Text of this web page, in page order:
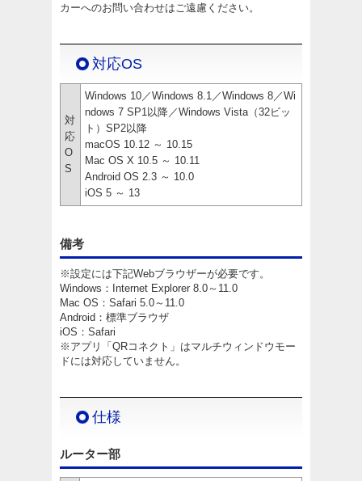
カーへのお問い合わせはご遠慮ください。
対応OS
対
応
O
S
Windows 10／Windows 8.1／Windows 8／Wi
ndows 7 SP1以降／Windows Vista（32ビッ
ト）SP2以降
macOS 10.12 ～ 10.15
Mac OS X 10.5 ～ 10.11
Android OS 2.3 ～ 10.0
iOS 5 ～ 13
備考
※設定には下記Webブラウザーが必要です。
Windows：Internet Explorer 8.0～11.0
Mac OS：Safari 5.0～11.0
Android：標準ブラウザ
iOS：Safari
※アプリ「QRコネクト」はマルチウィンドウモー
ドには対応していません。
仕様
ルーター部